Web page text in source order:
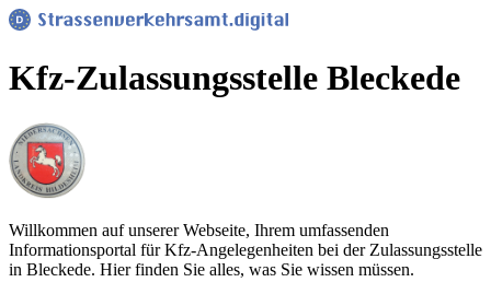
Kfz-Zulassungsstelle Bleckede
Willkommen auf unserer Webseite, Ihrem umfassenden
Informationsportal für Kfz-Angelegenheiten bei der Zulassungsstelle
in Bleckede. Hier finden Sie alles, was Sie wissen müssen.